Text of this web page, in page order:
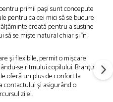
primii pași sunt concepute
pentru ca cei mici să se bucure
creată pentru a susține
să se miște natural chiar și în
și flexibile, permit o mișcare
se ritmului copilului. Branțul
oferă un plus de confort la
contactului și asigurând o
zilei.